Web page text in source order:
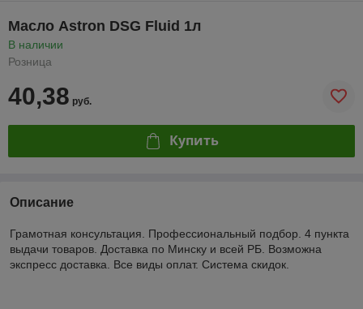
Масло Astron DSG Fluid 1л
В наличии
Розница
40,38 руб.
Купить
Описание
Грамотная консультация. Профессиональный подбор. 4 пункта
выдачи товаров. Доставка по Минску и всей РБ. Возможна
экспресс доставка. Все виды оплат. Система скидок.